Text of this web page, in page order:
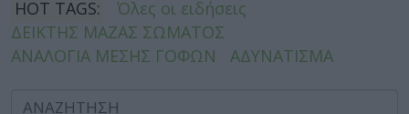
HOT TAGS:
Όλες οι ειδήσεις
ΔΕΙΚΤΗΣ ΜΑΖΑΣ ΣΩΜΑΤΟΣ
ΑΝΑΛΟΓΙΑ ΜΕΣΗΣ ΓΟΦΩΝ
ΑΔΥΝΑΤΙΣΜΑ